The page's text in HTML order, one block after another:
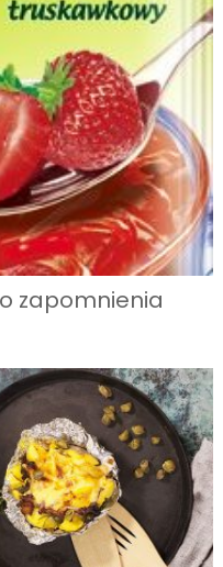
zapomnienia